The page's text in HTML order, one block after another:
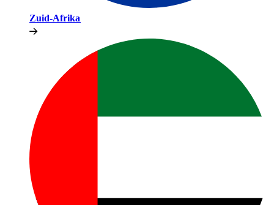
Zuid-Afrika​​